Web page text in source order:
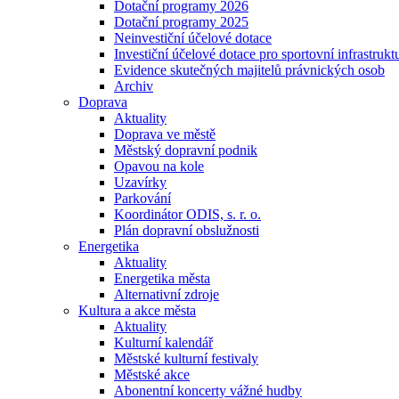
Dotační programy 2026
Dotační programy 2025
Neinvestiční účelové dotace
Investiční účelové dotace pro sportovní
Evidence skutečných majitelů právnických osob
Archiv
Doprava
Aktuality
Doprava ve městě
Městský dopravní podnik
Opavou na kole
Uzavírky
Parkování
Koordinátor ODIS, s. r. o.
Plán dopravní obslužnosti
Energetika
Aktuality
Energetika města
Alternativní zdroje
Kultura a akce města
Aktuality
Kulturní kalendář
Městské kulturní festivaly
Městské akce
Abonentní koncerty vážné hudby